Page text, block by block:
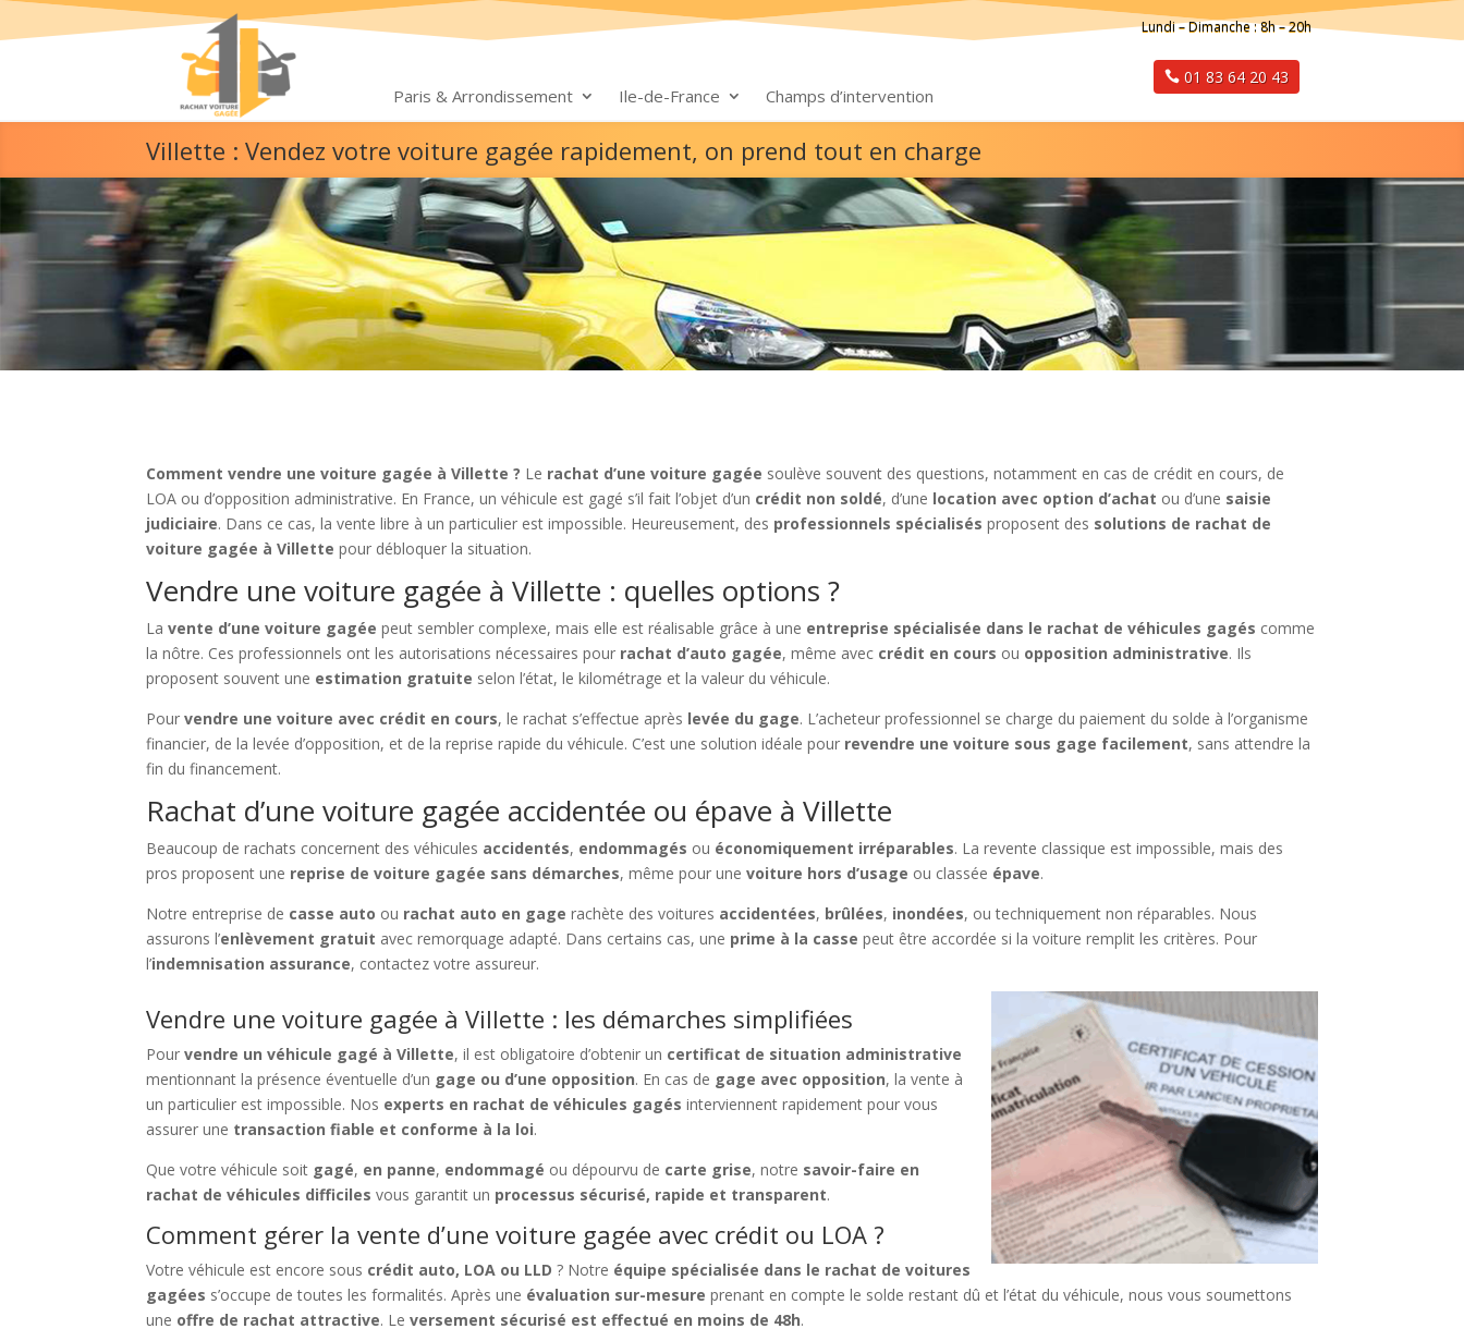
Paris & Arrondissement Ile-de-France Champs d’intervention
Lundi – Dimanche : 8h – 20h
01 83 64 20 43
Villette : Vendez votre voiture gagée rapidement, on prend tout en charge
Comment vendre une voiture gagée à Villette ? Le rachat d’une voiture gagée soulève souvent des questions, notamment en cas de crédit en cours, de
LOA ou d’opposition administrative. En France, un véhicule est gagé s’il fait l’objet d’un crédit non soldé, d’une location avec option d’achat ou d’une saisie
judiciaire. Dans ce cas, la vente libre à un particulier est impossible. Heureusement, des professionnels spécialisés proposent des solutions de rachat de
voiture gagée à Villette pour débloquer la situation.
Vendre une voiture gagée à Villette : quelles options ?
Lavente d’une voiture gagée peut sembler complexe, mais elle est réalisable grâce à une entreprise spécialisée dans le rachat de véhicules gagés comme
la nôtre. Ces professionnels ont les autorisations nécessaires pour rachat d’auto gagée, même avec crédit en cours ou opposition administrative. Ils
proposent souvent une estimation gratuite selon l’état, le kilométrage et la valeur du véhicule.
Pourvendre une voiture avec crédit en cours, le rachat s’effectue après levée du gage. L’acheteur professionnel se charge du paiement du solde à l’organisme
financier, de la levée d’opposition, et de la reprise rapide du véhicule. C’est une solution idéale pour revendre une voiture sous gage facilement, sans attendre la
fin du financement.
Rachat d’une voiture gagée accidentée ou épave à Villette
Beaucoup de rachats concernent des véhicules accidentés, endommagés ou économiquement irréparables. La revente classique est impossible, mais des
pros proposent une reprise de voiture gagée sans démarches, même pour unevoiture hors d’usage ou classée épave.
Notre entreprise de casse auto ou rachat auto en gage rachète des voitures accidentées, brûlées, inondées, ou techniquement non réparables. Nous
assurons l’enlèvement gratuit avec remorquage adapté. Dans certains cas, une prime à la casse peut être accordée si la voiture remplit les critères. Pour
l’indemnisation assurance, contactez votre assureur.
Vendre une voiture gagée à Villette : les démarches simplifiées
Pourvendre un véhicule gagé à Villette, il est obligatoire d’obtenir un certificat de situation administrative
mentionnant la présence éventuelle d’un gage ou d’une opposition. En cas de gage avec opposition, la vente à
un particulier est impossible. Nos experts en rachat de véhicules gagés interviennent rapidement pour vous
assurer une transaction fiable et conforme à la loi.
Que votre véhicule soit gagé, en panne, endommagé ou dépourvu de carte grise, notre savoir-faire en
rachat de véhicules difficiles vous garantit un processus sécurisé, rapide et transparent.
Comment gérer la vente d’une voiture gagée avec crédit ou LOA ?
Votre véhicule est encore sous crédit auto, LOA ou LLD ? Notre équipe spécialisée dans le rachat de voitures
gagées s’occupe de toutes les formalités. Après une évaluation sur-mesure prenant en compte le solde restant dû et l’état du véhicule, nous vous soumettons
une offre de rachat attractive. Leversement sécurisé est effectué en moins de 48h.